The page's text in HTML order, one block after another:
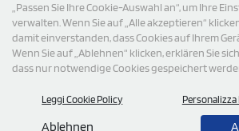
„Passen Sie Ihre Cookie-Auswahl an“, um Ihre
verwalten. Wenn Sie auf „Alle akzeptieren“
damit einverstanden, dass Cookies auf Ihrem
Wenn Sie auf „Ablehnen“ klicken, erklären Sie
dass nur notwendige Cookies gespeichert
Leggi Cookie Policy Personalizza
Ablehnen
© 2026 StampaSi s.r.l. ALLE RECHTE SIND
Steuernummer